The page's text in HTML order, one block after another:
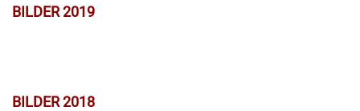
BILDER 2019
BILDER 2018